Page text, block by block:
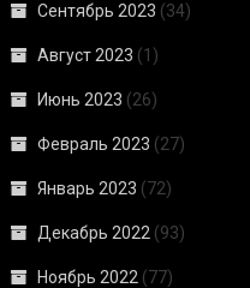
Сентябрь 2023 (34)
Август 2023 (1)
Июнь 2023 (26)
Февраль 2023 (27)
Январь 2023 (72)
Декабрь 2022 (93)
Ноябрь 2022 (77)